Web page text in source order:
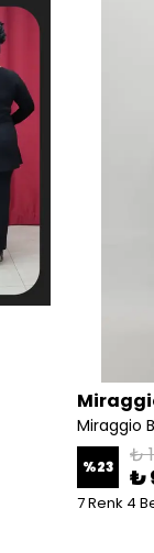
Miraggio
%23 ₺
₺
7 Renk 4